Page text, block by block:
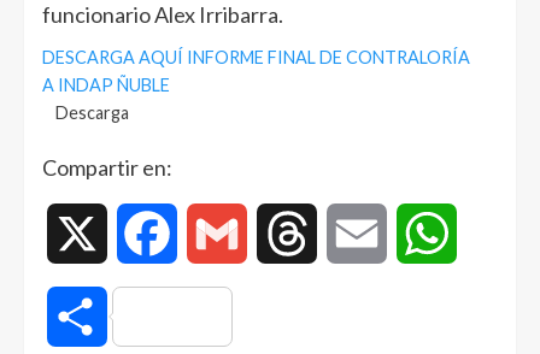
funcionario Alex Irribarra.
DESCARGA AQUÍ INFORME FINAL DE CONTRALORÍA
A INDAP ÑUBLE
Descarga
Compartir en:
Facebook Gmail Threads Email
Compartir